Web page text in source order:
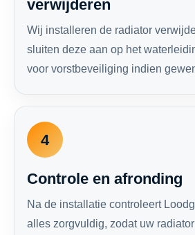
verwijderen
Wij installeren de radiator
sluiten deze aan op het
voor vorstbeveiliging indien
4
Controle en afronding
Na de installatie controleert
alles zorgvuldig, zodat uw